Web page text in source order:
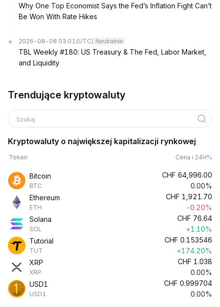
Why One Top Economist Says the Fed’s Inflation Fight Can’t
Be Won With Rate Hikes
2026-08-08 03:01 (UTC) Neutralnie
TBL Weekly #180: US Treasury & The Fed, Labor Market,
and Liquidity
Trendujące kryptowaluty
Szukaj
Kryptowaluty o największej kapitalizacji rynkowej
Token Cena i 24H%
Bitcoin
BTC
CHF 64,996.00
0.00%
Ethereum
ETH
CHF 1,921.70
-0.20%
Solana
SOL
CHF 76.64
+1.10%
Tutorial
TUT
CHF 0.153546
+174.20%
XRP
XRP
CHF 1.038
0.00%
USD1
USD1
CHF 0.999704
0.00%